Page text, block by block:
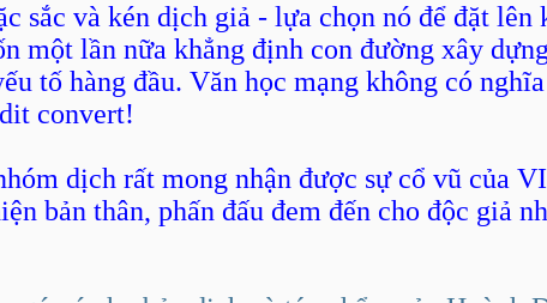
sắc và kén dịch giả - lựa chọn nó để đặt lên
một lần nữa khẳng định con đường xây
tố hàng đầu. Văn học mạng không có
convert!
dịch rất mong nhận được sự cổ vũ của
bản thân, phấn đấu đem đến cho độc giả